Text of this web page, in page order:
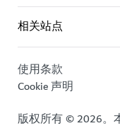
相关站点
使用条款
Cookie 声明
版权所有 © 2026。